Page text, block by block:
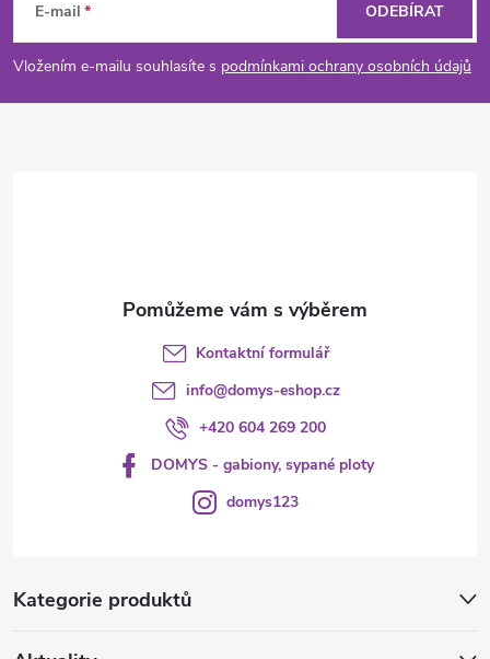
p
E-mail
Vložením e-mailu souhlasíte s podmínkami ochrany osobních údajů
ODEBÍRAT
Kategorie produktů
Kontaktní formulář
info@domys-eshop.cz
+420 604 269 200
DOMYS - gabiony, sypané ploty
domys123